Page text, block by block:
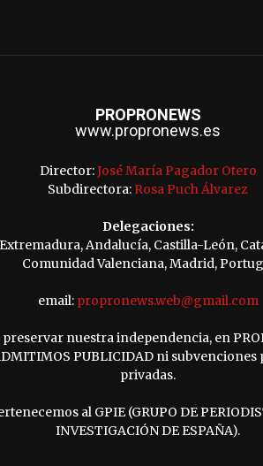
PROPRONEWS
www.propronews.es
Director:José María Pagador Otero
Subdirectora: Rosa Puch Álvarez
Delegaciones:
Extremadura, Andalucía, Castilla-León,
Comunidad Valenciana, Madrid,
email: propronews.web@gmail.com
nuestra independencia, en
PUBLICIDAD ni subvenciones
privadas.
al GPIE (GRUPO DE
INVESTIGACIÓN DE ESPAÑA).